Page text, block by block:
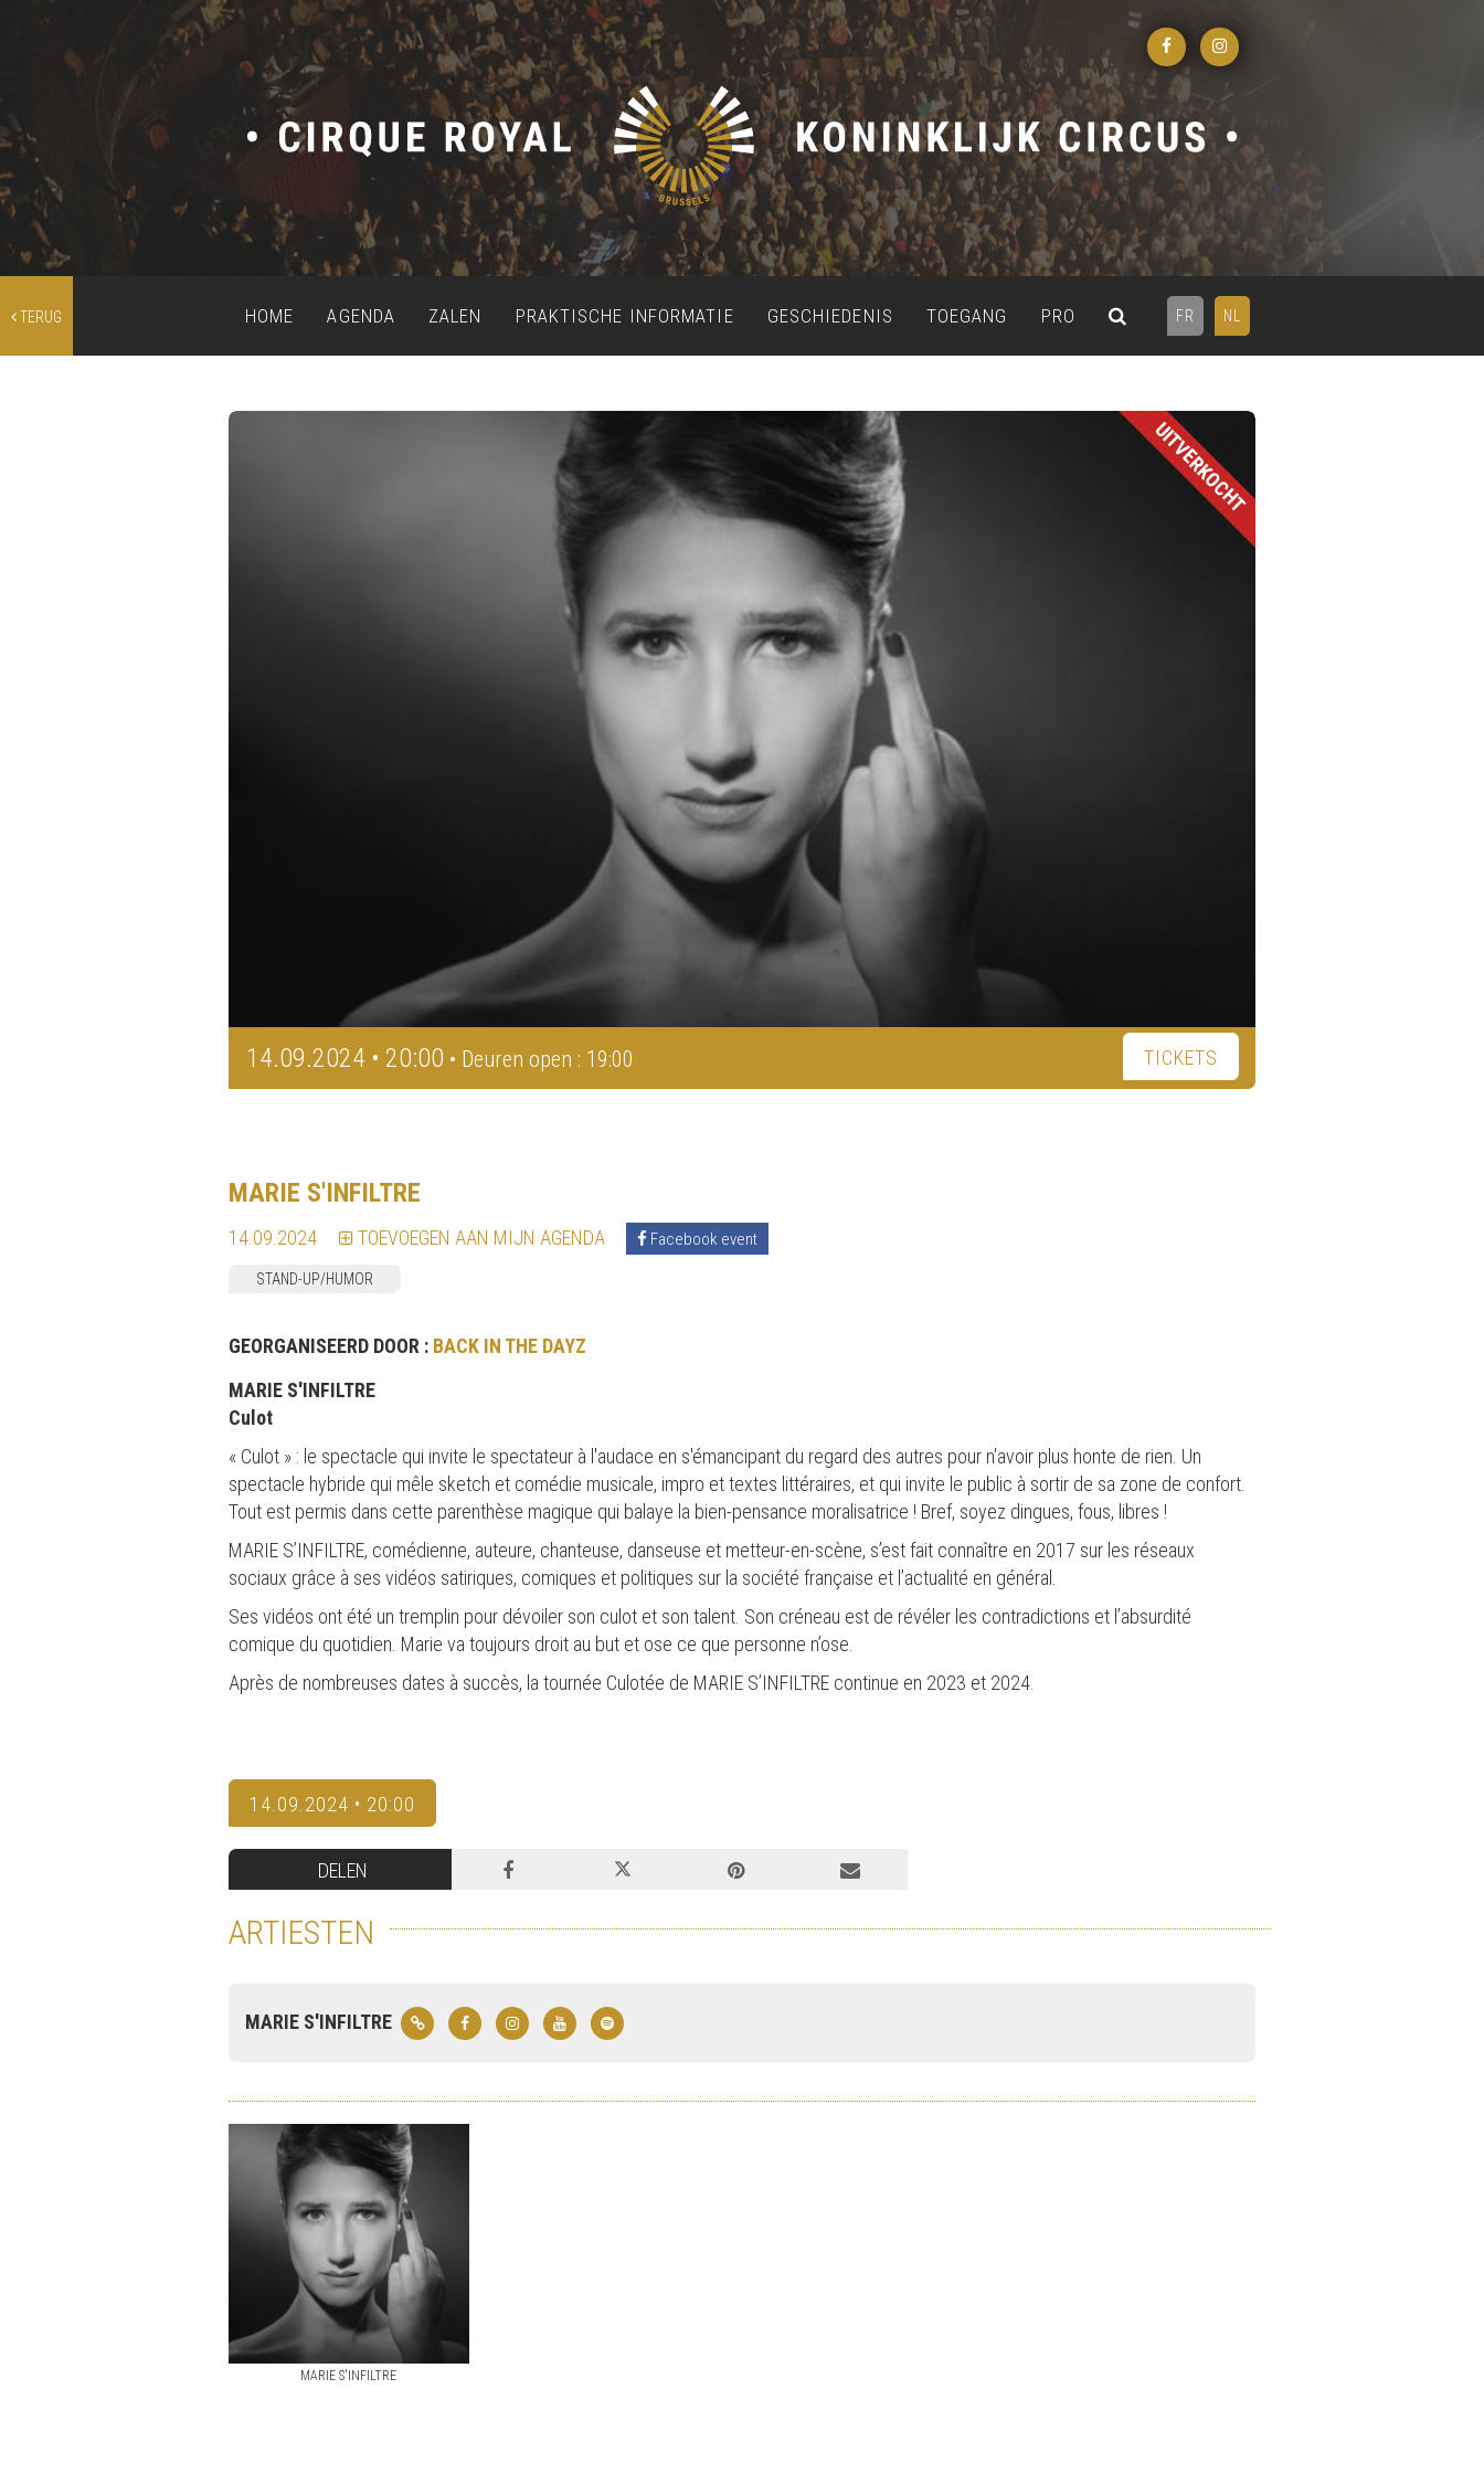
TERUG FR NL
HOME AGENDA ZALEN PRAKTISCHE INFORMATIE GESCHIEDENIS TOEGANG PRO
UITVERKOCHT
14.09.2024 • 20:00 • Deuren open : 19:00 TICKETS
MARIE S'INFILTRE
14.09.2024 TOEVOEGEN AAN MIJN AGENDA Facebook event
STAND-UP/HUMOR
GEORGANISEERD DOOR : BACK IN THE DAYZ
MARIE S'INFILTRE
Culot
« Culot » : le spectacle qui invite le spectateur à l'audace en s'émancipant du regard des autres pour n'avoir plus honte de rien. Un
spectacle hybride qui mêle sketch et comédie musicale, impro et textes littéraires, et qui invite le public à sortir de sa zone de confort.
Tout est permis dans cette parenthèse magique qui balaye la bien-pensance moralisatrice ! Bref, soyez dingues, fous, libres !
MARIE S’INFILTRE, comédienne, auteure, chanteuse, danseuse et metteur-en-scène, s’est fait connaître en 2017 sur les réseaux
sociaux grâce à ses vidéos satiriques, comiques et politiques sur la société française et l’actualité en général.
Ses vidéos ont été un tremplin pour dévoiler son culot et son talent. Son créneau est de révéler les contradictions et l’absurdité
comique du quotidien. Marie va toujours droit au but et ose ce que personne n’ose.
Après de nombreuses dates à succès, la tournée Culotée de MARIE S’INFILTRE continue en 2023 et 2024.
14.09.2024 • 20:00
DELEN
ARTIESTEN
MARIE S'INFILTRE
MARIE S'INFILTRE